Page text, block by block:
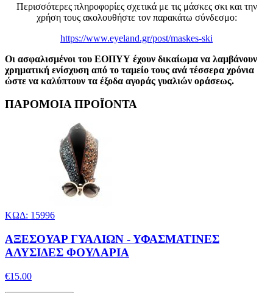
Περισσότερες πληροφορίες σχετικά με τις μάσκες σκι και την
χρήση τους ακολουθήστε τον παρακάτω σύνδεσμο:
https://www.eyeland.gr/post/maskes-ski
Οι ασφαλισμένοι του ΕΟΠΥΥ έχουν δικαίωμα να λαμβάνουν
χρηματική ενίσχυση από το ταμείο τους ανά τέσσερα χρόνια
ώστε να καλύπτουν τα έξοδα αγοράς γυαλιών οράσεως.
ΠΑΡΟΜΟΙΑ ΠΡΟΪΟΝΤΑ
ΚΩΔ: 15996
ΑΞΕΣΟΥΑΡ ΓΥΑΛΙΩΝ - ΥΦΑΣΜΑΤΙΝΕΣ
ΑΛΥΣΙΔΕΣ ΦΟΥΛΑΡΙΑ
€15.00